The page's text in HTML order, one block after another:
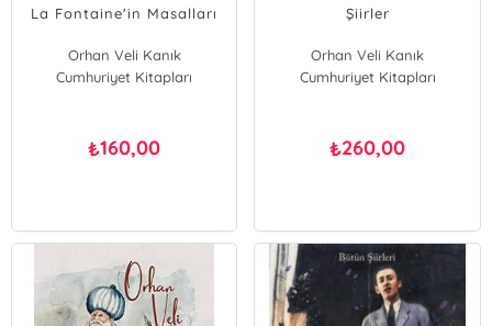
La Fontaine'in Masalları
Orhan Veli Kanık
Cumhuriyet Kitapları
₺160,00
Şiirler
Orhan Veli Kanık
Cumhuriyet Kitapları
₺260,00